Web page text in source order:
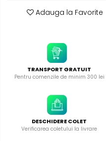
Adauga la Favorite
TRANSPORT GRATUIT
Pentru comenzile de minim 300 lei
DESCHIDERE COLET
Verificarea coletului la livrare